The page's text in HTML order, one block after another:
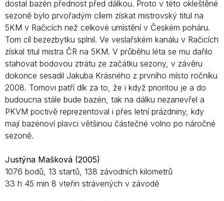
dostal bazén přednost před dálkou. Proto v této okleštěné
sezoně bylo prvořadým cílem získat mistrovský titul na
5KM v Račicích než celkové umístění v Českém poháru.
Tom cíl bezezbytku splnil. Ve veslařském kanálu v Račicích
získal titul mistra ČR na 5KM. V průběhu léta se mu dařilo
stahovat bodovou ztrátu ze začátku sezony, v závěru
dokonce sesadil Jakuba Krásného z prvního místo ročníku
2008. Tomovi patří dík za to, že i když prioritou je a do
budoucna stále bude bazén, tak na dálku nezanevřel a
PKVM poctivě reprezentoval i přes letní prázdniny, kdy
mají bazénoví plavci většinou částečné volno po náročné
sezoně.
Justýna Mašková (2005)
1076 bodů, 13 startů, 138 závodních kilometrů
33 h 45 min 8 vteřin strávených v závodě